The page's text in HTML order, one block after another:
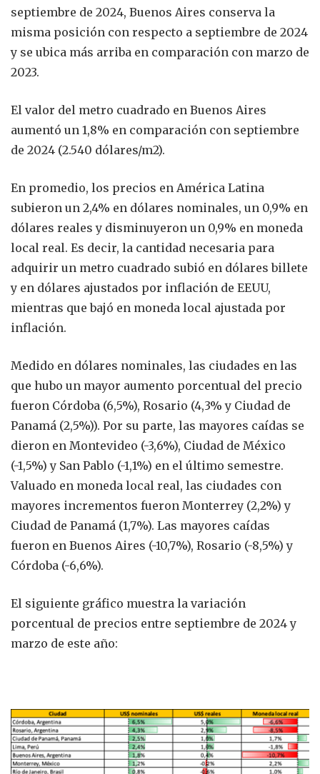
septiembre de 2024, Buenos Aires conserva la
misma posición con respecto a septiembre de 2024
y se ubica más arriba en comparación con marzo de
2023.
El valor del metro cuadrado en Buenos Aires
aumentó un 1,8% en comparación con septiembre
de 2024 (2.540 dólares/m2).
En promedio, los precios en América Latina
subieron un 2,4% en dólares nominales, un 0,9% en
dólares reales y disminuyeron un 0,9% en moneda
local real. Es decir, la cantidad necesaria para
adquirir un metro cuadrado subió en dólares billete
y en dólares ajustados por inflación de EEUU,
mientras que bajó en moneda local ajustada por
inflación.
Medido en dólares nominales, las ciudades en las
que hubo un mayor aumento porcentual del precio
fueron Córdoba (6,5%), Rosario (4,3% y Ciudad de
Panamá (2,5%)). Por su parte, las mayores caídas se
dieron en Montevideo (-3,6%), Ciudad de México
(-1,5%) y San Pablo (-1,1%) en el último semestre.
Valuado en moneda local real, las ciudades con
mayores incrementos fueron Monterrey (2,2%) y
Ciudad de Panamá (1,7%). Las mayores caídas
fueron en Buenos Aires (-10,7%), Rosario (-8,5%) y
Córdoba (-6,6%).
El siguiente gráfico muestra la variación
porcentual de precios entre septiembre de 2024 y
marzo de este año: